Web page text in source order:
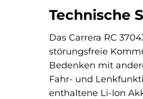
Technische
Das Carrera RC
störungsfreie
Bedenken mit
Fahr- und
enthaltene Li-Ion